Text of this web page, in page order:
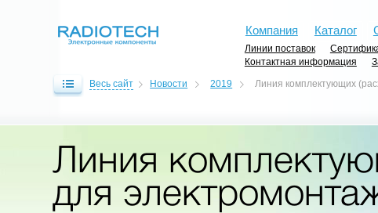
Компания Каталог
Линии поставок
Контактная информация
Весь сайт Новости 2019 Линия комплектующих
Линия
для